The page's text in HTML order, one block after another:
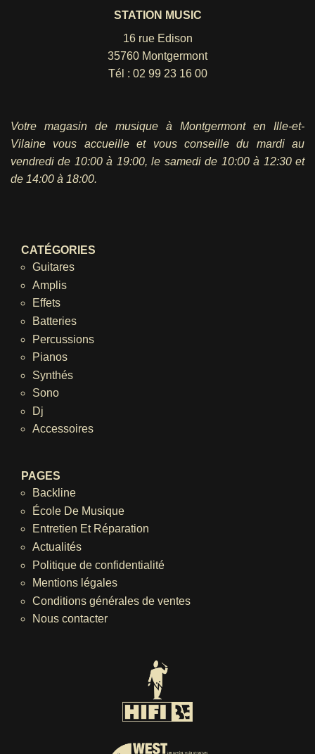
STATION MUSIC
16 rue Edison
35760 Montgermont
Tél : 02 99 23 16 00
Votre magasin de musique à Montgermont en Ille-et-
Vilaine vous accueille et vous conseille du mardi au
vendredi de 10:00 à 19:00, le samedi de 10:00 à 12:30 et
de 14:00 à 18:00.
CATÉGORIES
Guitares
Amplis
Effets
Batteries
Percussions
Pianos
Synthés
Sono
Dj
Accessoires
PAGES
Backline
École De Musique
Entretien Et Réparation
Actualités
Politique de confidentialité
Mentions légales
Conditions générales de ventes
Nous contacter